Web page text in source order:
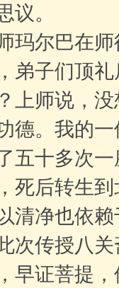
议。
尔巴在师
弟子们顶
上师说，
德。我的
五十多次
死后转生
清净也依
传授八关
早证菩提